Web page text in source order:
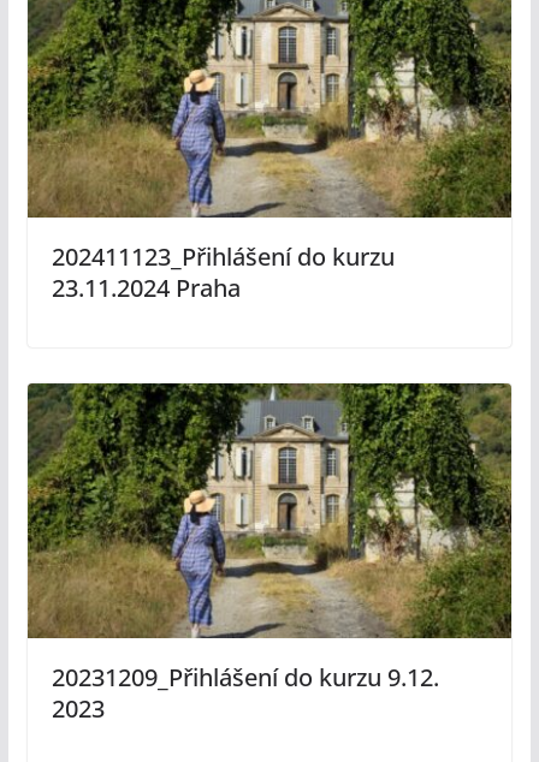
202411123_Přihlášení do kurzu
23.11.2024 Praha
20231209_Přihlášení do kurzu 9.12.
2023